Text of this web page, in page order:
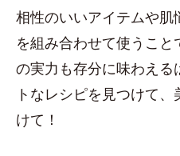
相性のいいアイテムや
を組み合わせて使うこと
の実力も存分に味わえる
トなレシピを見つけて
けて！